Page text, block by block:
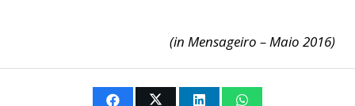
(in Mensageiro – Maio 2016)